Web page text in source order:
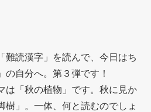
難読漢字」を読んで、今日はち
の自分へ。第３弾です！
は「秋の植物」です。秋に見か
樹」。一体、何と読むのでしょ